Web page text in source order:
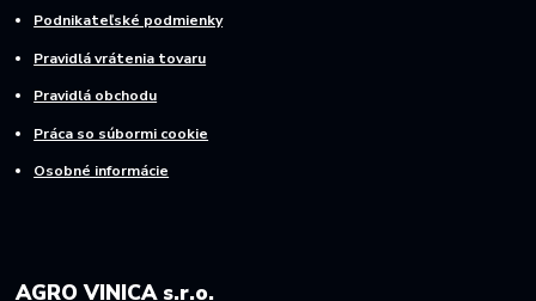
Podnikateľské podmienky
Pravidlá vrátenia tovaru
Pravidlá obchodu
Práca so súbormi cookie
Osobné informácie
AGRO VINICA s.r.o.